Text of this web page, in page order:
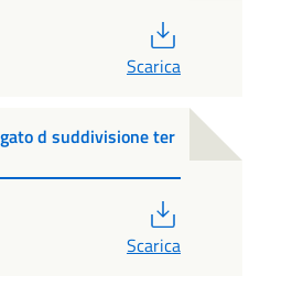
Scarica
d suddivisione ter
Scarica